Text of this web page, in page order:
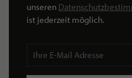
unseren
ist jederzeit möglich.